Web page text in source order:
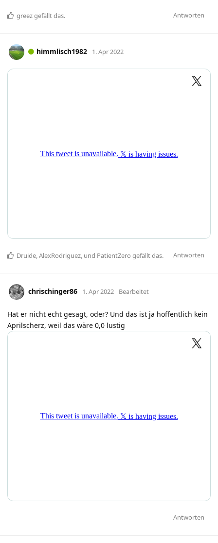
Antworten
greezgefällt das.
himmlisch1982 1. Apr 2022
Antworten
Druide,AlexRodriguez, und PatientZero gefällt das.
chrischinger86 1. Apr 2022 Bearbeitet
Hat er nicht echt gesagt, oder? Und das ist ja hoffentlich kein
Aprilscherz, weil das wäre 0,0 lustig
Antworten